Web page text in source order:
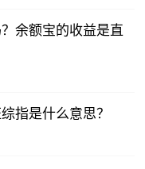
余额宝的收益是直
指是什么意思？